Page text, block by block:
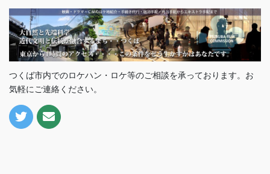
つくば市内でのロケハン・ロケ等のご相談を承っております。お
気軽にご連絡ください。